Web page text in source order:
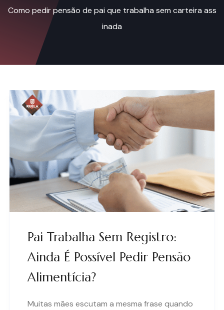
Como pedir pensão de pai que trabalha sem carteira ass
inada
Pai Trabalha Sem Registro:
Ainda É Possível Pedir Pensão
Alimentícia?
Muitas mães escutam a mesma frase quando